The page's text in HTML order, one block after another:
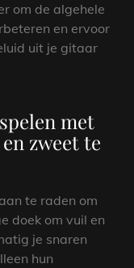
om de algehele
en ervoor
uit je gitaar
met
zweet te
te raden om
doek om vuil en
je snaren
hun